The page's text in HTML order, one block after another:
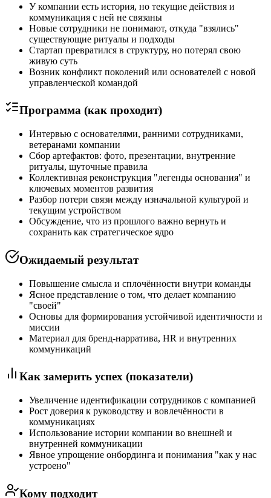
У компании есть история, но текущие действия и
коммуникация с ней не связаны
Новые сотрудники не понимают, откуда "взялись"
существующие ритуалы и подходы
Стартап превратился в структуру, но потерял свою
живую суть
Возник конфликт поколений или основателей с новой
управленческой командой
Программа (как проходит)
Интервью с основателями, ранними сотрудниками,
ветеранами компании
Сбор артефактов: фото, презентации, внутренние
ритуалы, шуточные правила
Коллективная реконструкция "легенды основания" и
ключевых моментов развития
Разбор потери связи между изначальной культурой и
текущим устройством
Обсуждение, что из прошлого важно вернуть и
сохранить как стратегическое ядро
Ожидаемый результат
Повышение смысла и сплочённости внутри команды
Ясное представление о том, что делает компанию
"своей"
Основы для формирования устойчивой идентичности и
миссии
Материал для бренд-нарратива, HR и внутренних
коммуникаций
Как замерить успех (показатели)
Увеличение идентификации сотрудников с компанией
Рост доверия к руководству и вовлечённости в
коммуникациях
Использование истории компании во внешней и
внутренней коммуникации
Явное упрощение онбординга и понимания "как у нас
устроено"
Кому подходит